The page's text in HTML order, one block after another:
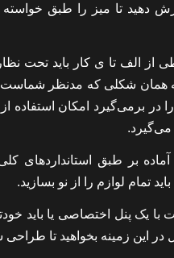
تا میز را طبق خواسته
از الف تا ی کار باید تحت
به همان شکلی که مدنظر
در برمی‌گیرد امکان استفاده
می‌گیرد.
آماده بر طبق استانداردهای
تمام لوازم را از نو بسازید.
یک پنل اختصاصی یا باید
در این زمینه بخواهید تا